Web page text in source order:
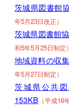
茨城県図書館
年5月23日改正）
茨城県図書館
和5年5月25日制定）
地域資料の収
年5月27日制定）
茨城県公共
153KB （平成16